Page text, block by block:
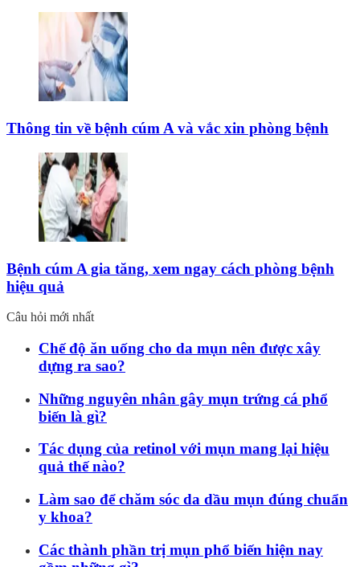
Thông tin về bệnh cúm A và vắc xin phòng bệnh
Bệnh cúm A gia tăng, xem ngay cách phòng bệnh
hiệu quả
Câu hỏi mới nhất
Chế độ ăn uống cho da mụn nên được xây
dựng ra sao?
Những nguyên nhân gây mụn trứng cá phổ
biến là gì?
Tác dụng của retinol với mụn mang lại hiệu
quả thế nào?
Làm sao để chăm sóc da dầu mụn đúng chuẩn
y khoa?
Các thành phần trị mụn phổ biến hiện nay